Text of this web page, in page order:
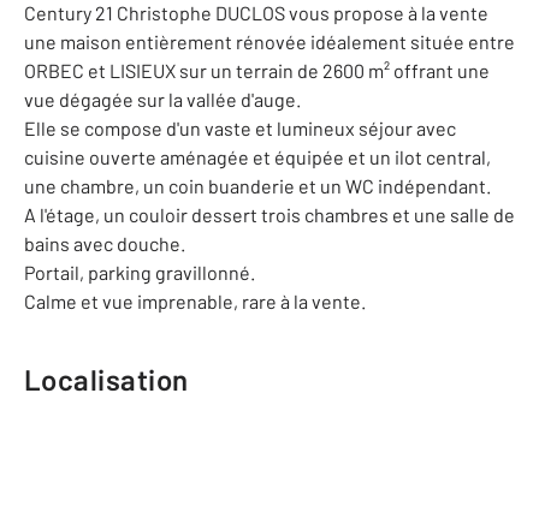
Century 21 Christophe DUCLOS vous propose à la vente
une maison entièrement rénovée idéalement située entre
ORBEC et LISIEUX sur un terrain de 2600 m² offrant une
vue dégagée sur la vallée d'auge.
Elle se compose d'un vaste et lumineux séjour avec
cuisine ouverte aménagée et équipée et un ilot central,
une chambre, un coin buanderie et un WC indépendant.
A l'étage, un couloir dessert trois chambres et une salle de
bains avec douche.
Portail, parking gravillonné.
Calme et vue imprenable, rare à la vente.
Localisation